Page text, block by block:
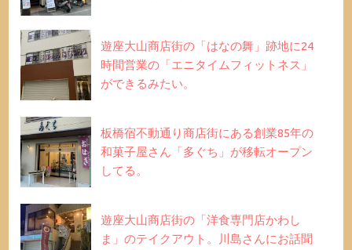
遊座大山商店街の「はなの舞」跡地に24
時間営業の「エニタイムフィットネス」
ができるみたい。
板橋宿不動通り商店街にある創業85年の
和菓子屋さん「多ぐち」が移転オープン
してる。
遊座大山商店街の「洋食専門店かわし
ま」のテイクアウト。川島さんにお話聞